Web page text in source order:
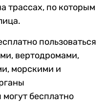
трассах, по которым
пользоваться
вертодромами,
морскими и
бесплатно